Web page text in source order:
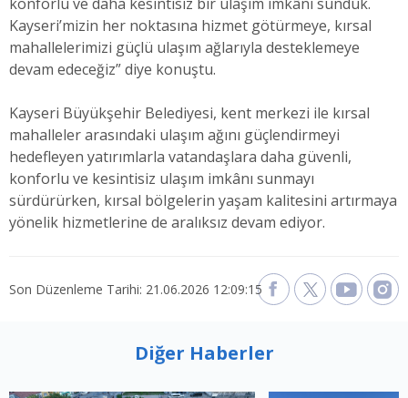
Kayseri’mizin her noktasına hizmet götürmeye, kırsal
mahallelerimizi güçlü ulaşım ağlarıyla desteklemeye
devam edeceğiz” diye konuştu.
Kayseri Büyükşehir Belediyesi, kent merkezi ile kırsal
mahalleler arasındaki ulaşım ağını güçlendirmeyi
hedefleyen yatırımlarla vatandaşlara daha güvenli,
konforlu ve kesintisiz ulaşım imkânı sunmayı
sürdürürken, kırsal bölgelerin yaşam kalitesini artırmaya
yönelik hizmetlerine de aralıksız devam ediyor.
Son Düzenleme Tarihi: 21.06.2026 12:09:15
Diğer Haberler